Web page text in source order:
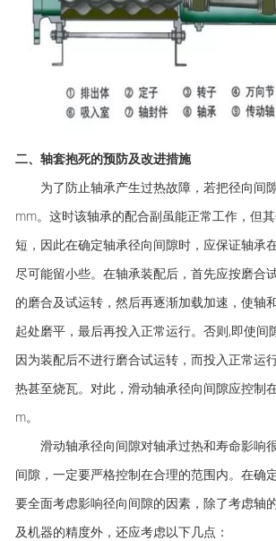
二、轴套抱死的预防及改进措施
为了防止轴承产生过热故障，若把径向间
mm。这时该轴承的配合副虽能正常工作，但
短，因此在确定轴承径向间隙时，应保证轴承
尽可能留小些。在轴承装配后，首先应按磨合
的磨合及试运转，然后再逐渐加载加速，使轴
起处磨平，最后再投入正常运行。否则,即使间
因为装配后不进行磨合试运转，而投入正常运
热甚至烧瓦。对此，滑动轴承径向间隙应控制
m。
滑动轴承径向间隙对轴承过热和寿命影响
间隙，一定要严格控制在合理的范围内。在确
要全面考虑影响径向间隙的因素，除了考虑轴
及机器的精度外，还应考虑以下几点：